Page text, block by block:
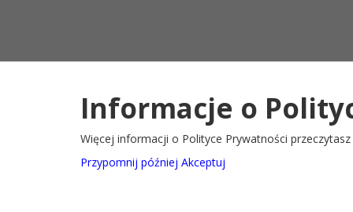
2022@ Oficjalny serwis internetowy Gminy Ryglice Deklaracja
Informacje o
Więcej informacji o Polityce Prywatności przeczytasz
Przypomnij później Akceptuj